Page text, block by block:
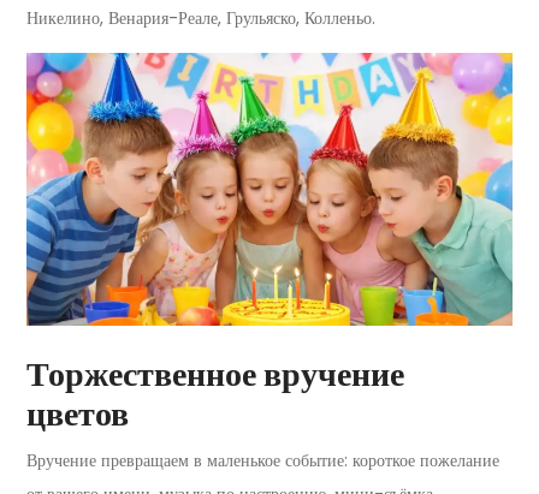
Никелино, Венария-Реале, Грульяско, Колленьо.
Торжественное вручение
цветов
Вручение превращаем в маленькое событие: короткое пожелание